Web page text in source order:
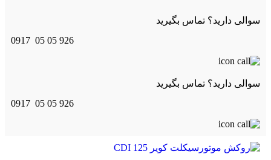
سوالی دارید؟ تماس بگیرید
0917 05 05 926
سوالی دارید؟ تماس بگیرید
0917 05 05 926